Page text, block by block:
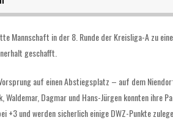
Mannschaft in der 8. Runde der Kreisliga-A zu
geschafft.
auf einen Abstiegsplatz – auf dem
Waldemar, Dagmar und Hans-Jürgen konnten ihre
+3 und werden sicherlich einige DWZ-Punkte